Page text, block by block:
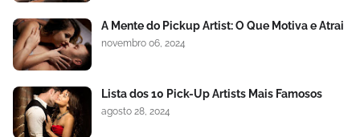
A Mente do Pickup Artist: O Que Motiva e Atrai
novembro 06, 2024
Lista dos 10 Pick-Up Artists Mais Famosos
agosto 28, 2024